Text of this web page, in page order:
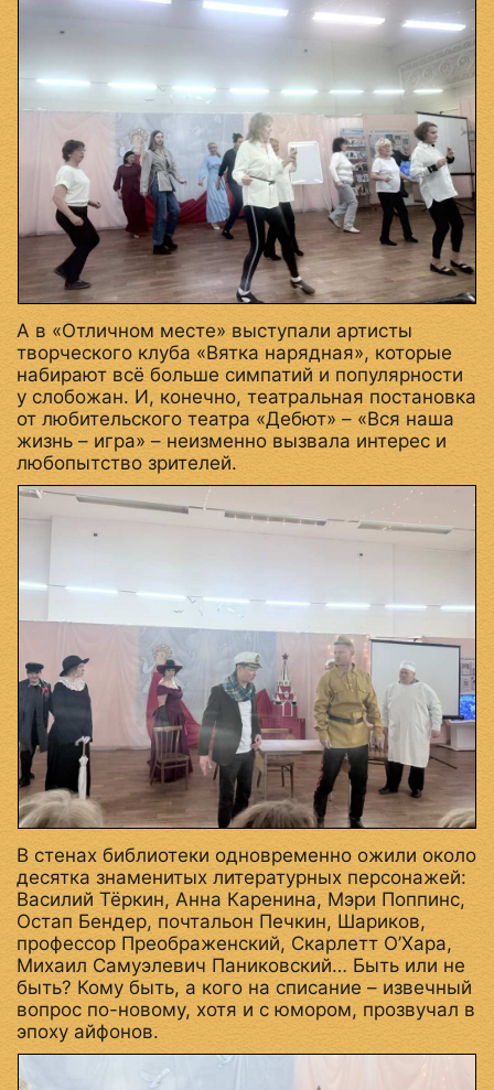
А в «Отличном месте» выступали артисты
творческого клуба «Вятка нарядная», которые
набирают всё больше симпатий и популярности
у слобожан. И, конечно, театральная постановка
от любительского театра «Дебют» – «Вся наша
жизнь – игра» – неизменно вызвала интерес и
любопытство зрителей.
В стенах библиотеки одновременно ожили около
десятка знаменитых литературных персонажей:
Василий Тёркин, Анна Каренина, Мэри Поппинс,
Остап Бендер, почтальон Печкин, Шариков,
профессор Преображенский, Скарлетт О’Хара,
Михаил Самуэлевич Паниковский… Быть или не
быть? Кому быть, а кого на списание – извечный
вопрос по-новому, хотя и с юмором, прозвучал в
эпоху айфонов.